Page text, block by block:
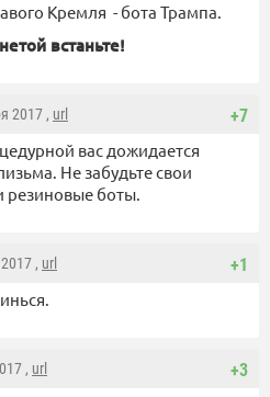
Кремля - бота Трампа.
встаньте!
+7
2017 , url
вас дожидается
Не забудьте свои
резиновые боты.
+1
, url
+3
, url